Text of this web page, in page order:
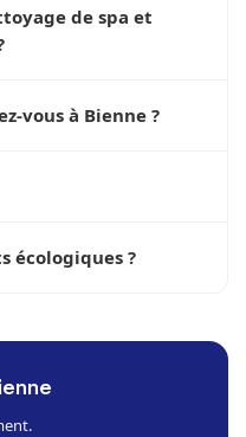
de spa et
vous à Bienne ?
écologiques ?